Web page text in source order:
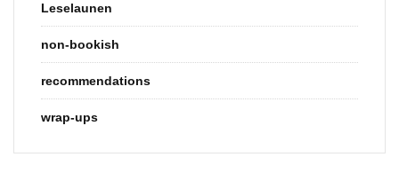
Leselaunen
non-bookish
recommendations
wrap-ups